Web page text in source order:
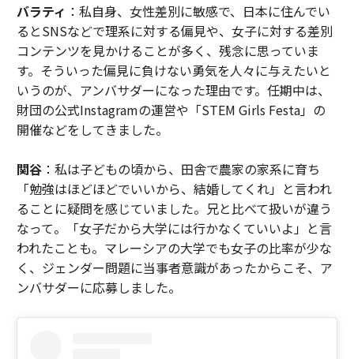
バラティ ：私自身、女性差別に敏感で、日本に住んでい
るとSNSなどで理系に対する偏見や、女子に対する差別
コンテンツを見かけることが多く、残念に思っていま
す。そういった偏見に負けない勇気を人々に与えたいと
いうのが、アンバサダーになった理由です。任期中は、
財団の公式Instagramの運営や「STEM Girls Festa」の
開催などをしてきました。
関谷：私は子どもの頃から、田舎で農家の家系に育ち
「勉強はほどほどでいいから、結婚してくれ」と言われ
ることに疑問を感じていました。兄と比べて扱いが違う
なって。「女子だから大学には行かなくていいよ」と言
われたことも。マレーシアの大学でも女子の比率が少な
く、ジェンダー問題に当事者意識があったからこそ、ア
ンバサダーに応募しました。